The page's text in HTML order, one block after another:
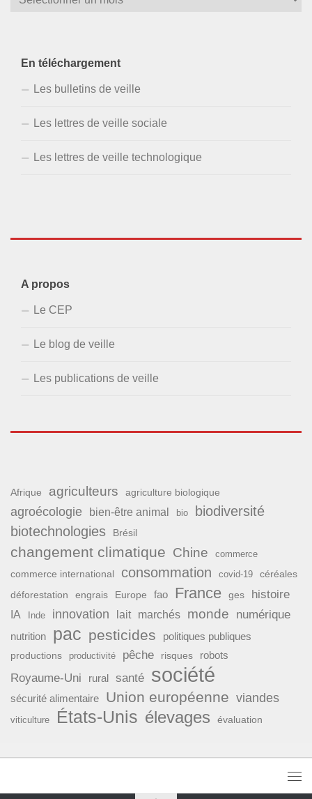
En téléchargement
Les bulletins de veille
Les lettres de veille sociale
Les lettres de veille technologique
A propos
Le CEP
Le blog de veille
Les publications de veille
Afrique agriculteurs agriculture biologique
agroécologie bien-être animal bio
biodiversité
biotechnologies
Brésil
changement climatique Chine commerce
commerce international consommation covid-19 céréales
déforestation engrais Europe fao France ges histoire
IA Inde innovation lait marchés monde numérique
nutrition pac pesticides politiques publiques
productions productivité pêche risques robots
Royaume-Uni rural santé société
sécurité alimentaire Union européenne viandes
viticulture États-Unis élevages évaluation